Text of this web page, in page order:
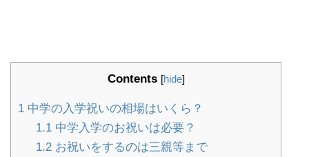
Contents [hide]
1 中学の入学祝いの相場はいくら？
1.1中学入学のお祝いは必要？
1.2お祝いをするのは三親等まで